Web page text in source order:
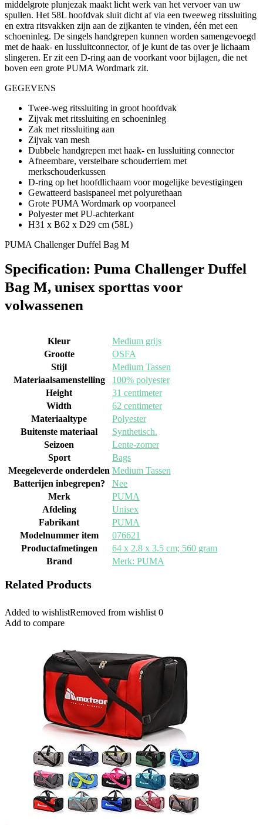
middelgrote plunjezak maakt licht werk van het vervoer van uw
spullen. Het 58L hoofdvak sluit dicht af via een tweeweg ritssluiting
en extra ritsvakken zijn aan de zijkanten te vinden, één met een
schoeninleg. De singels handgrepen kunnen worden samengevoegd
met de haak- en lussluitconnector, of je kunt de tas over je lichaam
slingeren. Er zit een D-ring aan de voorkant voor bijlagen, die net
boven een grote PUMA Wordmark zit.
GEGEVENS
Twee-weg ritssluiting in groot hoofdvak
Zijvak met ritssluiting en schoeninleg
Zak met ritssluiting aan
Zijvak van mesh
Dubbele handgrepen met haak- en lussluiting connector
Afneembare, verstelbare schouderriem met
merkschouderkussen
D-ring op het hoofdlichaam voor mogelijke bevestigingen
Gewatteerd basispaneel met polyurethaan
Grote PUMA Wordmark op voorpaneel
Polyester met PU-achterkant
H31 x B62 x D29 cm (58L)
PUMA Challenger Duffel Bag M
Specification: Puma Challenger Duffel
Bag M, unisex sporttas voor
volwassenen
Kleur
‎Medium grijs
Grootte
‎OSFA
Stijl
‎Medium Tassen
Materiaalsamenstelling
‎100% polyester
Height
‎31 centimeter
Width
‎62 centimeter
Materiaaltype
‎Polyester
Buitenste materiaal
‎Synthetisch.
Seizoen
‎Lente-zomer
Sport
‎Bags
Meegeleverde onderdelen ‎Medium Tassen
Batterijen inbegrepen?
‎Nee
Merk
‎PUMA
Afdeling
‎Unisex
Fabrikant
‎PUMA
Modelnummer item
‎076621
Productafmetingen
‎64 x 2.8 x 3.5 cm; 560 gram
Brand
Merk: PUMA
Related Products
Added to wishlistRemoved from wishlist 0
Add to compare